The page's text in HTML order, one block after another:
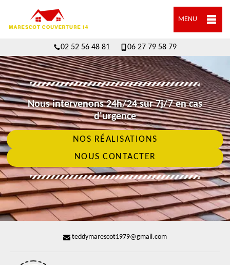
MENU
02 52 56 48 81 06 27 79 58 79
Nous intervenons 24h/24 sur 7j/7 en cas
d'urgence
NOS RÉALISATIONS
NOUS CONTACTER
teddymarescot1979@gmail.com